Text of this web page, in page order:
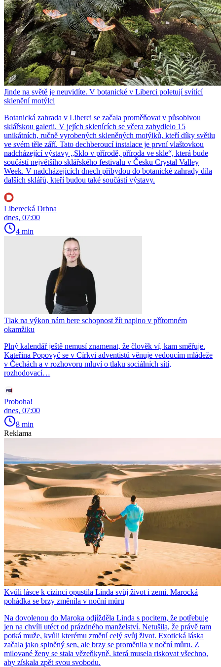
Jinde na světě je neuvidíte. V botanické v Liberci poletují svítící
sklenění motýlci
Botanická zahrada v Liberci se začala proměňovat v působivou
sklářskou galerii. V jejích sklenících se včera zabydlelo 15
unikátních, ručně vyrobených skleněných motýlků, kteří díky světlu
ve svém těle září. Tato dechberoucí instalace je první vlaštovkou
nadcházející výstavy „Sklo v přírodě, příroda ve skle“, která bude
součástí největšího sklářského festivalu v Česku Crystal Valley
Week. V nadcházejících dnech přibydou do botanické zahrady díla
dalších sklářů, kteří budou také součástí výstavy.
Liberecká Drbna
dnes, 07:00
4 min
Tlak na výkon nám bere schopnost žít naplno v přítomném
okamžiku
Plný kalendář ještě nemusí znamenat, že člověk ví, kam směřuje.
Kateřina Popovyč se v Církvi adventistů věnuje vedoucím mládeže
v Čechách a v rozhovoru mluví o tlaku sociálních sítí,
rozhodovací…
Proboha!
dnes, 07:00
8 min
Reklama
Kvůli lásce k cizinci opustila Linda svůj život i zemi. Marocká
pohádka se brzy změnila v noční můru
Na dovolenou do Maroka odjížděla Linda s pocitem, že potřebuje
jen na chvíli utéct od prázdného manželství. Netušila, že právě tam
potká muže, kvůli kterému změní celý svůj život. Exotická láska
začala jako splněný sen, ale brzy se proměnila v noční můru. Z
milované ženy se stala vězeňkyně, která musela riskovat všechno,
aby získala zpět svou svobodu.